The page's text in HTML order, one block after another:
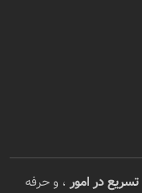
تسریع در امور ، و حرفه